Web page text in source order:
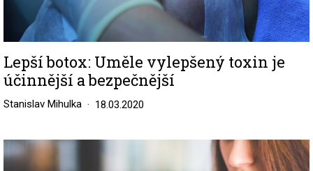
Lepší botox: Uměle vylepšený toxin je
účinnější a bezpečnější
Stanislav Mihulka 18.03.2020
Image